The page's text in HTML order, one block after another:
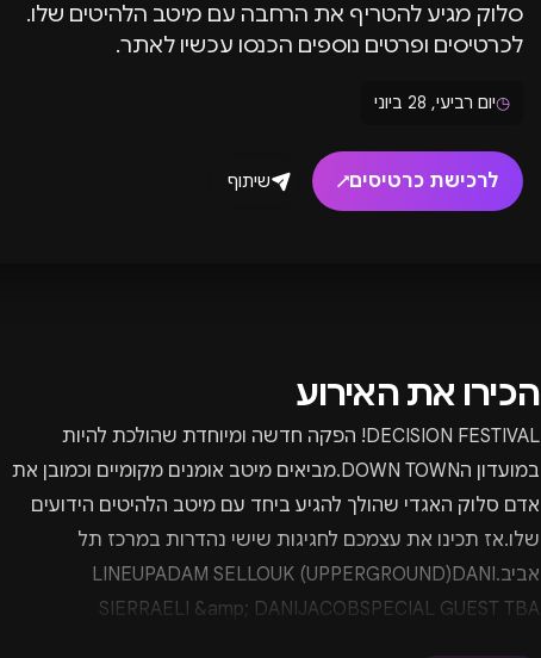
סלוק מגיע להטריף את הרחבה עם מיטב הלהיטים שלו.
לכרטיסים ופרטים נוספים הכנסו עכשיו לאתר.
◷יום רביעי, 28 ביוני
לרכישת כרטיסים↗ שיתוף
הכירו את האירוע
DECISION FESTIVAL! הפקה חדשה ומיוחדת שהולכת להיות
במועדון הDOWN TOWN.מביאים מיטב אומנים מקומיים וכמובן את
אדם סלוק האגדי שהולך להגיע ביחד עם מיטב הלהיטים הידועים
שלו.אז תכינו את עצמכם לחגיגות שישי נהדרות במרכז תל
אביב.LINEUPADAM SELLOUK (UPPERGROUND)DANI
SIERRAELI &amp; DANIJACOBSPECIAL GUEST TBA